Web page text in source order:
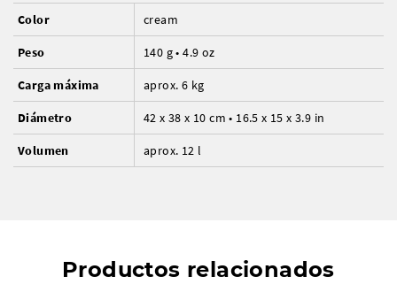
Color cream
Peso 140 g • 4.9 oz
Carga máxima aprox. 6 kg
Diámetro 42 x 38 x 10 cm • 16.5 x 15 x 3.9 in
Volumen aprox. 12 l
Productos relacionados